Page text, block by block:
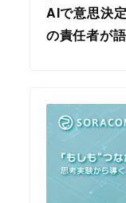
AIで意思決
の責任者が